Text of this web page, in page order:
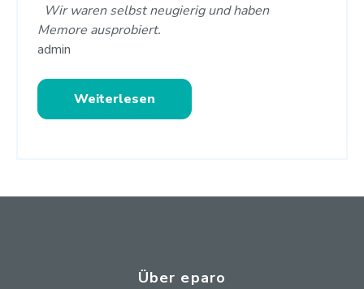
Wir waren selbst neugierig und haben
Memore ausprobiert.
admin
Weiterlesen
Über eparo